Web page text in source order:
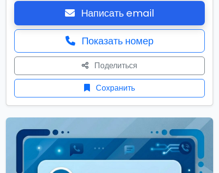
Написать email
Показать номер
Поделиться
Сохранить